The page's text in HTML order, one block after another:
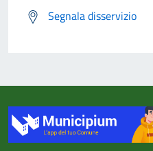
Segnala disservizio